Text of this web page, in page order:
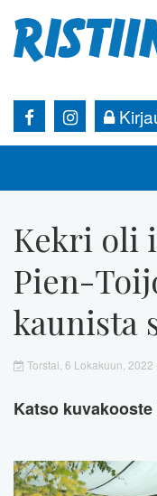
Kekri oli
Pien-
kaunista
Torstai, 6 Lokakuun, 2022
Katso